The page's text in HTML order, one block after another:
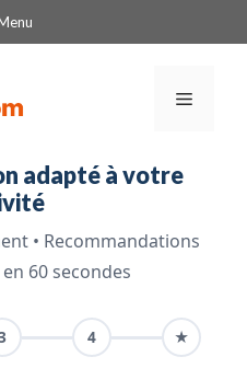
Menu
adapté à votre
• Recommandations
60 secondes
4 ★